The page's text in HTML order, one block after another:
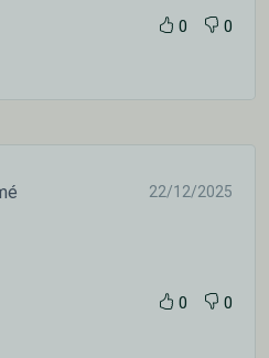
0 0
22/12/2025
0 0